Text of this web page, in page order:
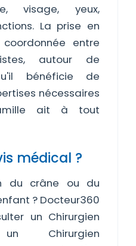
visage, yeux,
La prise en
entre
autour de
bénéficie de
nécessaires
ait à tout
médical ?
du crâne ou du
? Docteur360
un Chirurgien
un Chirurgien